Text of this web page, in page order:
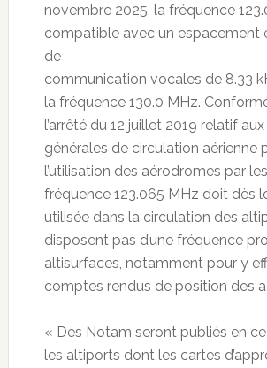
novembre 2025, la fréquence
compatible avec un espacement
de
communication vocales de 8.33
la fréquence 130.0 MHz.
l’arrêté du 12 juillet 2019 relatif
générales de circulation aérienne
l’utilisation des aérodromes par
fréquence 123.065 MHz doit dès
utilisée dans la circulation des
disposent pas d’une fréquence
altisurfaces, notamment pour y
comptes rendus de position des
« Des Notam seront publiés en
les altiports dont les cartes